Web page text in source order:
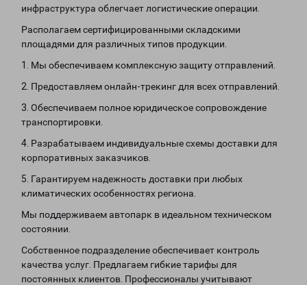
инфраструктура облегчает логистические операции.
Располагаем сертифицированными складскими
площадями для различных типов продукции.
1. Мы обеспечиваем комплексную защиту отправлений.
2. Предоставляем онлайн-трекинг для всех отправлений.
3. Обеспечиваем полное юридическое сопровождение
транспортировки.
4. Разрабатываем индивидуальные схемы доставки для
корпоративных заказчиков.
5. Гарантируем надежность доставки при любых
климатических особенностях региона.
Мы поддерживаем автопарк в идеальном техническом
состоянии.
Собственное подразделение обеспечивает контроль
качества услуг. Предлагаем гибкие тарифы для
постоянных клиентов. Профессионалы учитывают